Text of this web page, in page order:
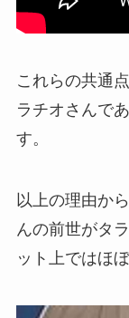
これらの共通
ラチオさんで
す。
以上の理由か
んの前世がタ
ット上ではほ